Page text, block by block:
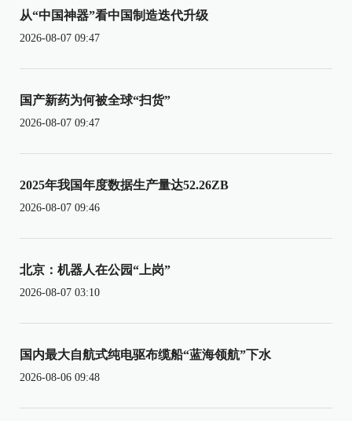
从“中国神器”看中国制造迭代升级
2026-08-07 09:47
国产新药为何被全球“扫货”
2026-08-07 09:47
2025年我国年度数据生产量达52.26ZB
2026-08-07 09:46
北京：机器人在公园“上岗”
2026-08-07 03:10
国内最大自航式纯电驱布缆船“蓝海领航”下水
2026-08-06 09:48